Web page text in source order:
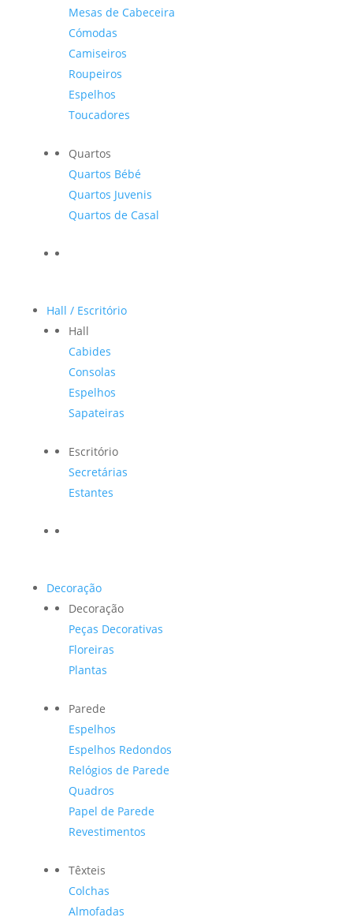
Mesas de Cabeceira
Cómodas
Camiseiros
Roupeiros
Espelhos
Toucadores
Quartos
Quartos Bébé
Quartos Juvenis
Quartos de Casal
Hall / Escritório
Hall
Cabides
Consolas
Espelhos
Sapateiras
Escritório
Secretárias
Estantes
Decoração
Decoração
Peças Decorativas
Floreiras
Plantas
Parede
Espelhos
Espelhos Redondos
Relógios de Parede
Quadros
Papel de Parede
Revestimentos
Têxteis
Colchas
Almofadas